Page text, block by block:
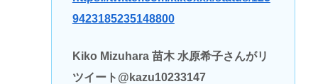
9423185235148800
Kiko Mizuhara 苗木 水原希子さんがリ
ツイート@kazu10233147